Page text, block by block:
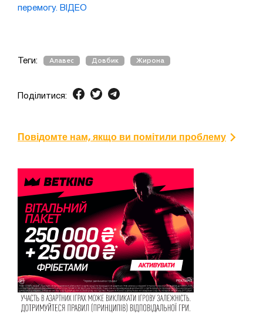
перемогу. ВІДЕО
Теги: Алавес Довбик Жирона
Поділитися:
Повідомте нам, якщо ви помітили проблему